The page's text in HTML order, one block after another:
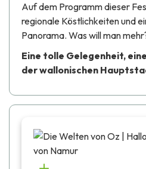
Auf dem Programm dieser
regionale Köstlichkeiten und
Panorama. Was will man
Eine tolle Gelegenheit,
der wallonischen